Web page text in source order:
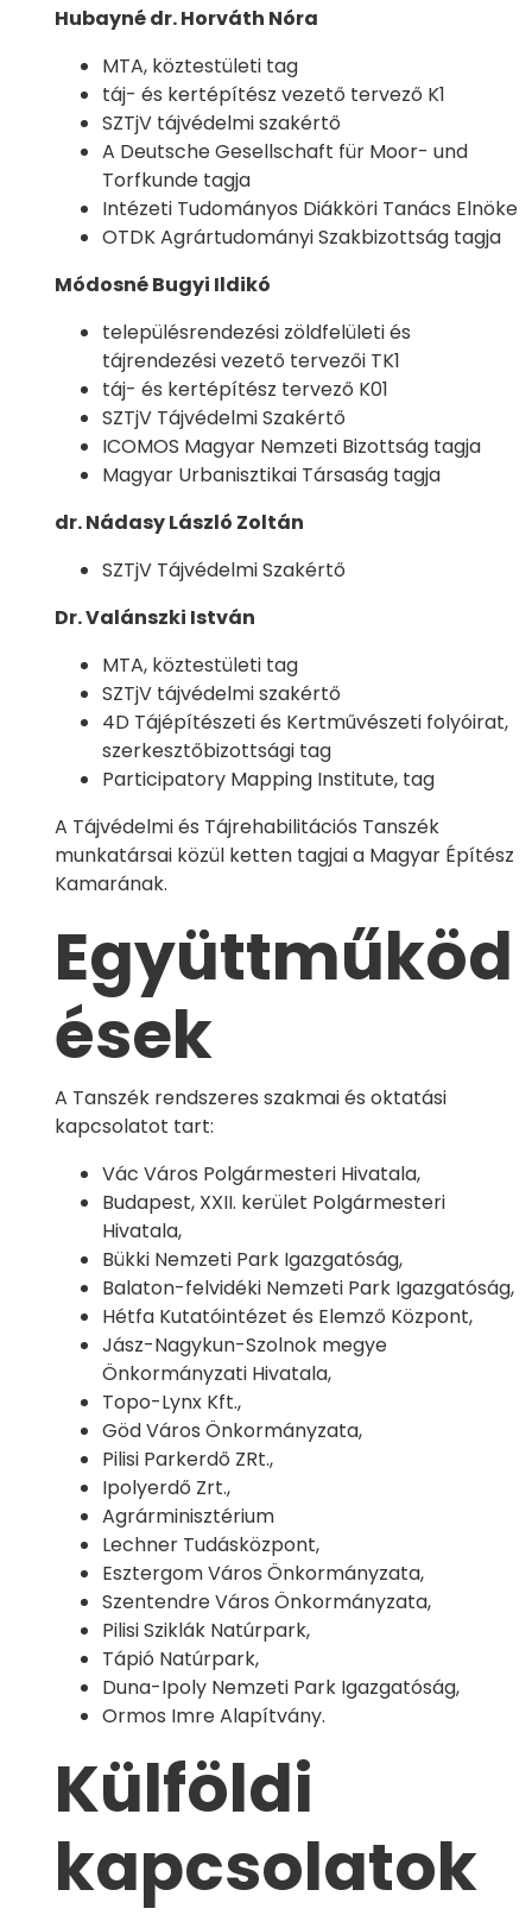
Hubayné dr. Horváth Nóra
MTA, köztestületi tag
táj- és kertépítész vezető tervező K1
SZTjV tájvédelmi szakértő
A Deutsche Gesellschaft für Moor- und
Torfkunde tagja
Intézeti Tudományos Diákköri Tanács Elnöke
OTDK Agrártudományi Szakbizottság tagja
Módosné Bugyi Ildikó
településrendezési zöldfelületi és
tájrendezési vezető tervezői TK1
táj- és kertépítész tervező K01
SZTjV Tájvédelmi Szakértő
ICOMOS Magyar Nemzeti Bizottság tagja
Magyar Urbanisztikai Társaság tagja
dr. Nádasy László Zoltán
SZTjV Tájvédelmi Szakértő
Dr. Valánszki István
MTA, köztestületi tag
SZTjV tájvédelmi szakértő
4D Tájépítészeti és Kertművészeti folyóirat,
szerkesztőbizottsági tag
Participatory Mapping Institute, tag
A Tájvédelmi és Tájrehabilitációs Tanszék
munkatársai közül ketten tagjai a Magyar Építész
Kamarának.
Együttműköd
ések
A Tanszék rendszeres szakmai és oktatási
kapcsolatot tart:
Vác Város Polgármesteri Hivatala,
Budapest, XXII. kerület Polgármesteri
Hivatala,
Bükki Nemzeti Park Igazgatóság,
Balaton-felvidéki Nemzeti Park Igazgatóság,
Hétfa Kutatóintézet és Elemző Központ,
Jász-Nagykun-Szolnok megye
Önkormányzati Hivatala,
Topo-Lynx Kft.,
Göd Város Önkormányzata,
Pilisi Parkerdő ZRt.,
Ipolyerdő Zrt.,
Agrárminisztérium
Lechner Tudásközpont,
Esztergom Város Önkormányzata,
Szentendre Város Önkormányzata,
Pilisi Sziklák Natúrpark,
Tápió Natúrpark,
Duna-Ipoly Nemzeti Park Igazgatóság,
Ormos Imre Alapítvány.
Külföldi
kapcsolatok